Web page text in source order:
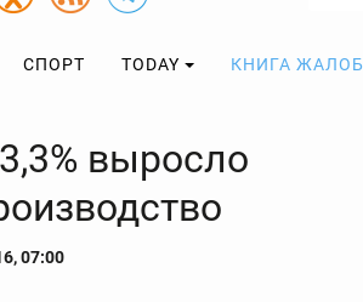
СПОРТ TODAY КНИГА ЖАЛОБ
выросло
07:00